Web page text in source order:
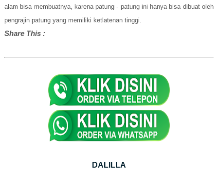
alam bisa membuatnya, karena patung - patung ini hanya bisa dibuat oleh
pengrajin patung yang memiliki ketlatenan tinggi.
Share This :
DALILLA